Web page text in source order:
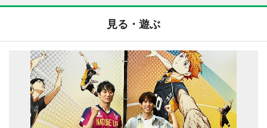
見る・遊ぶ